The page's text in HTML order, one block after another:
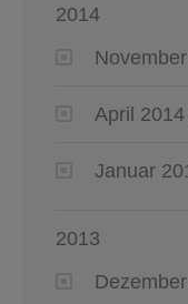
2014
April 2014
Januar
2013